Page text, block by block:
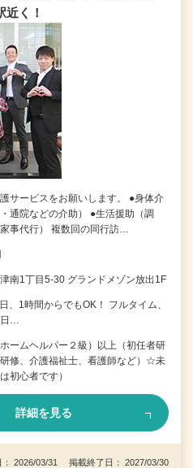
く！
サービスをお願いします。 ●身体介
通院などの介助） ●生活援助（調
事代行） 複数回の同行訪…
南1丁目5-30 グランドメゾン放出1F
1時間からでもOK！ フルタイム、
…
ームヘルパー２級）以上（初任者研
修、介護福祉士、看護師など）☆未
初心者です）
詳細を見る
： 2026/03/31 掲載終了日： 2027/03/30